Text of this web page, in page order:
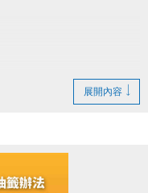
日止
展開內容